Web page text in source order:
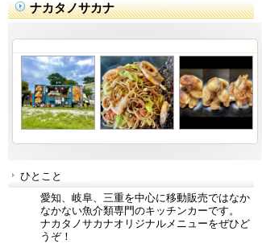
ナカタノサカナ
ひとこと
愛知、岐阜、三重を中心に移動販売ではなか
なかない魚介類専門のキッチンカーです。
ナカタノサカナオリジナルメニューをぜひど
うぞ！